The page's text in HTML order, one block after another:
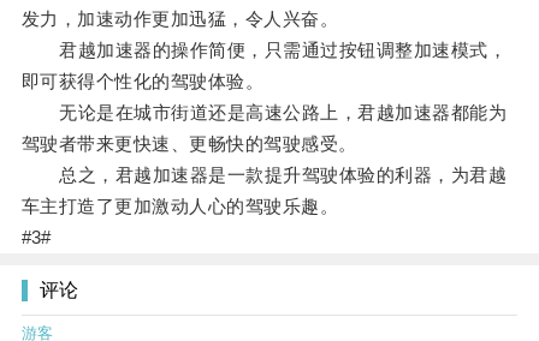
发力，加速动作更加迅猛，令人兴奋。
君越加速器的操作简便，只需通过按钮调整加速模式，
即可获得个性化的驾驶体验。
无论是在城市街道还是高速公路上，君越加速器都能为
驾驶者带来更快速、更畅快的驾驶感受。
总之，君越加速器是一款提升驾驶体验的利器，为君越
车主打造了更加激动人心的驾驶乐趣。
#3#
评论
游客